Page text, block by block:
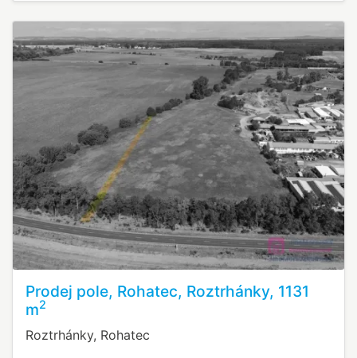
Prodej pole, Rohatec, Roztrhánky, 1131
m2
Roztrhánky, Rohatec